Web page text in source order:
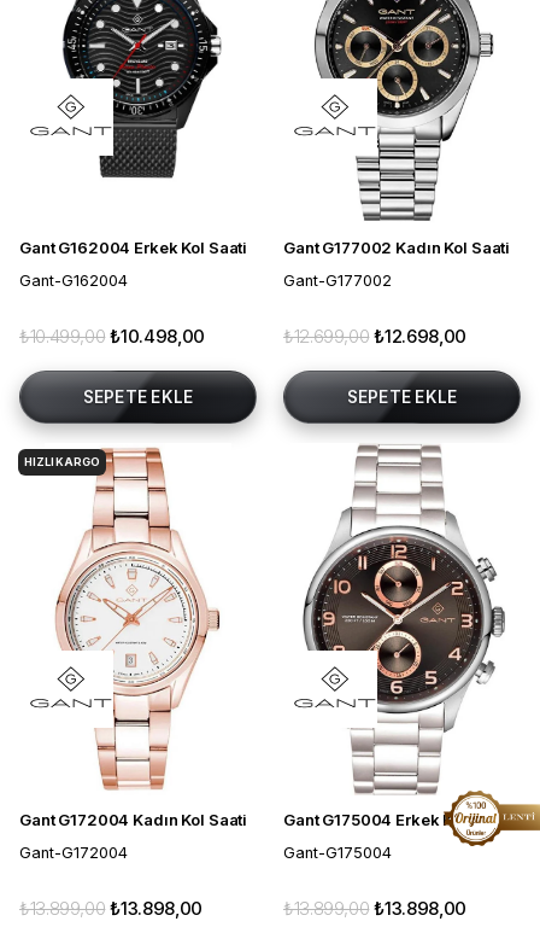
Gant G162004 Erkek Kol Saati
Gant-G162004
₺10.498,00
₺10.499,00
SEPETE EKLE
Gant G177002 Kadın Kol Saati
Gant-G177002
₺12.698,00
₺12.699,00
SEPETE EKLE
Gant G172004 Kadın Kol Saati
Gant-G172004
₺13.898,00
₺13.899,00
HIZLI KARGO
Gant G175004 Erkek Kol Saati
Gant-G175004
₺13.898,00
₺13.899,00